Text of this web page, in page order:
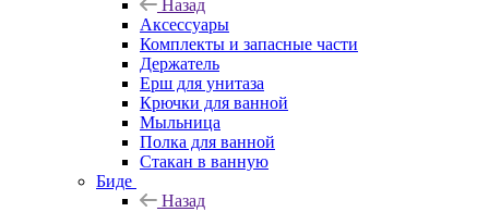
Назад
Аксессуары
Комплекты и запасные части
Держатель
Ерш для унитаза
Крючки для ванной
Мыльница
Полка для ванной
Стакан в ванную
Биде
Назад